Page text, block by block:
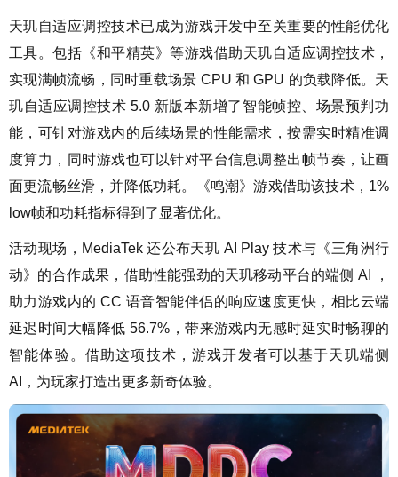
天玑自适应调控技术已成为游戏开发中至关重要的性能优化
工具。包括《和平精英》等游戏借助天玑自适应调控技术，
实现满帧流畅，同时重载场景 CPU 和 GPU 的负载降低。天
玑自适应调控技术 5.0 新版本新增了智能帧控、场景预判功
能，可针对游戏内的后续场景的性能需求，按需实时精准调
度算力，同时游戏也可以针对平台信息调整出帧节奏，让画
面更流畅丝滑，并降低功耗。《鸣潮》游戏借助该技术，1%
low帧和功耗指标得到了显著优化。
活动现场，MediaTek 还公布天玑 AI Play 技术与《三角洲行
动》的合作成果，借助性能强劲的天玑移动平台的端侧 AI ，
助力游戏内的 CC 语音智能伴侣的响应速度更快，相比云端
延迟时间大幅降低 56.7%，带来游戏内无感时延实时畅聊的
智能体验。借助这项技术，游戏开发者可以基于天玑端侧
AI，为玩家打造出更多新奇体验。